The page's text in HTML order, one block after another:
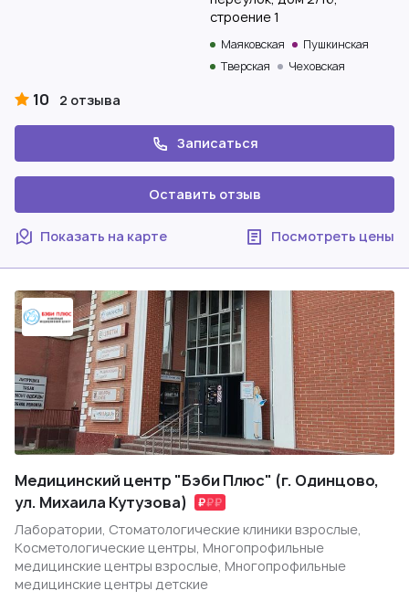
строение 1
Маяковская
Пушкинская
Тверская
Чеховская
10 2 отзыва
Записаться
Оставить отзыв
Показать на карте Посмотреть цены
Медицинский центр "Бэби Плюс" (г. Одинцово,
ул. Михаила Кутузова)
Лаборатории, Стоматологические клиники взрослые,
Косметологические центры, Многопрофильные
медицинские центры взрослые, Многопрофильные
медицинские центры детские